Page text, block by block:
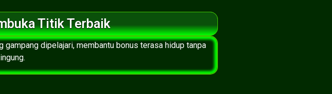
Titik Terbaik
dipelajari, membantu bonus terasa hidup tanpa